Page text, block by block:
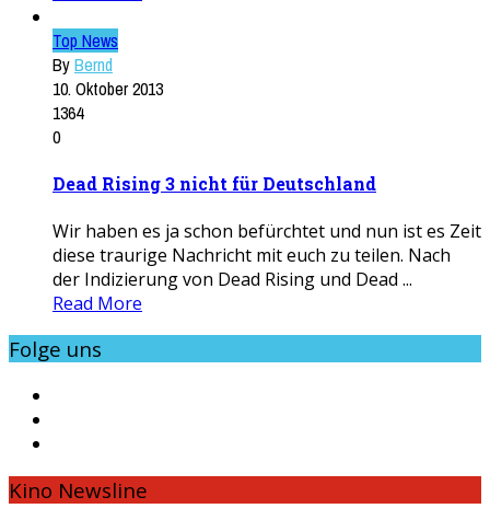
Top News
ByBernd
10. Oktober 2013
1364
0
Dead Rising 3 nicht für Deutschland
Wir haben es ja schon befürchtet und nun ist es Zeit
diese traurige Nachricht mit euch zu teilen. Nach
der Indizierung von Dead Rising und Dead ...
Read More
Folge uns
Kino Newsline